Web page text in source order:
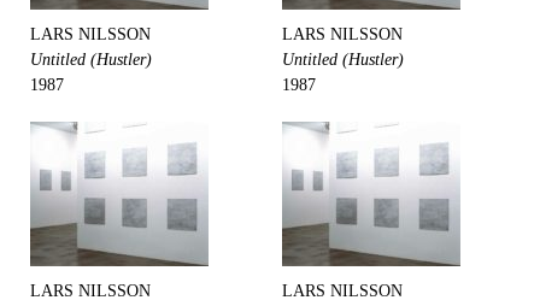
LARS NILSSON
Untitled (Hustler)
1987
LARS NILSSON
Untitled (Hustler)
1987
LARS NILSSON
LARS NILSSON